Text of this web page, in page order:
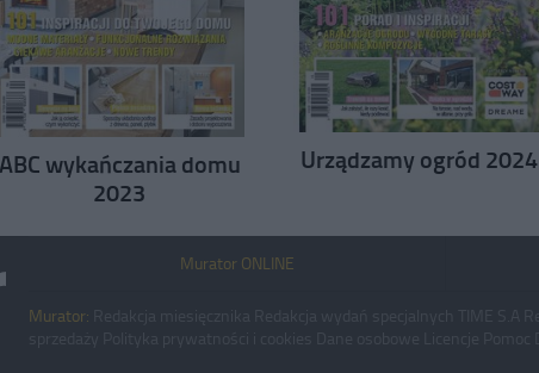
ABC wykańczania domu
2023
Urządzamy ogród 2024
Murator ONLINE
Murator: